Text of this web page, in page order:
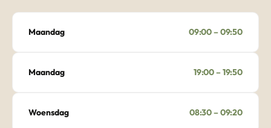
Maandag 09:00 – 09:50
Maandag 19:00 – 19:50
Woensdag 08:30 – 09:20